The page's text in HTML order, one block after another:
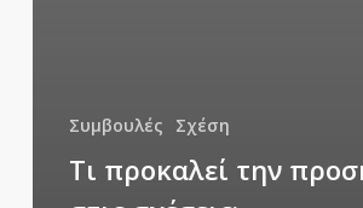
Συμβουλές Σχέση
Τι προκαλεί την